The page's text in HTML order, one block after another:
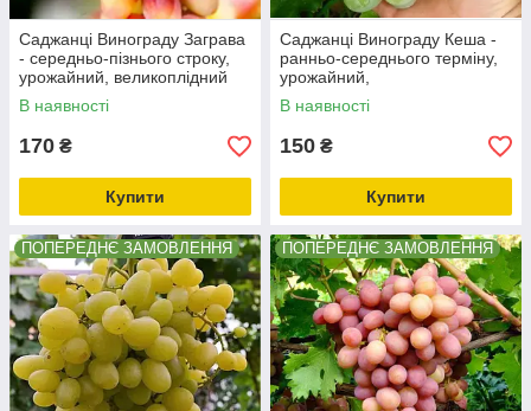
Саджанці Винограду Заграва
- середньо-пізнього строку,
урожайний, великоплідний
В наявності
170 ₴
Купити
Саджанці Винограду Кеша -
ранньо-середнього терміну,
урожайний,
транспортабельний
В наявності
150 ₴
Купити
ПОПЕРЕДНЄ ЗАМОВЛЕННЯ ПОПЕРЕДНЄ ЗАМОВЛЕННЯ